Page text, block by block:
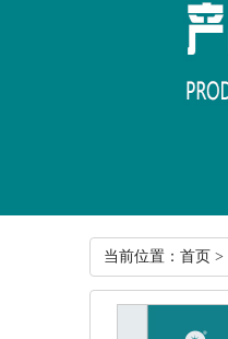
当前位置： 首页 >